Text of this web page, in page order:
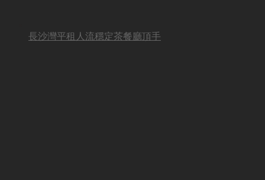
長沙灣平租人流穩定茶餐廳頂手